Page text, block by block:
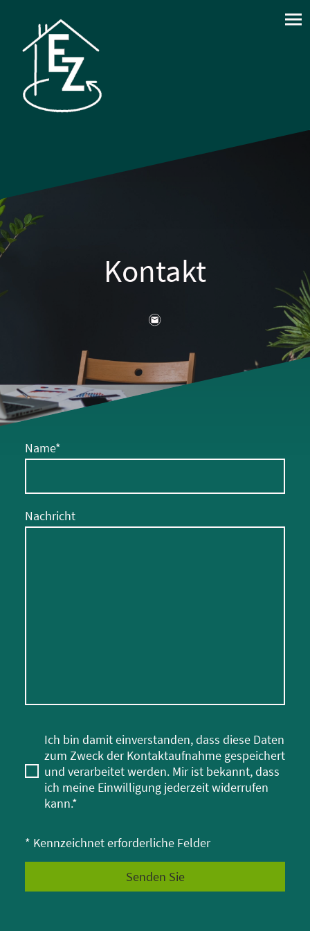
Kontakt
Name*
Nachricht
Ich bin damit einverstanden, dass diese Daten
zum Zweck der Kontaktaufnahme gespeichert
und verarbeitet werden. Mir ist bekannt, dass
ich meine Einwilligung jederzeit widerrufen
kann.*
* Kennzeichnet erforderliche Felder
Senden Sie